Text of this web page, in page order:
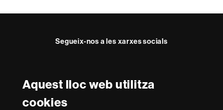
Aquest lloc web utilitza
cookies
Segueix-nos a les xarxes socials
Reconeixement internacional de l'excel·lència